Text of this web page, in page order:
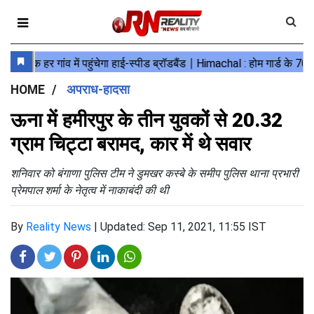
HOME अपराध-हादसा
ऊना में हमीरपुर के तीन युवकों से 20.32
ग्राम चिट्टा बरामद, कार में थे सवार
शनिवार को बंगाणा पुलिस टीम ने डुमखर कस्बे के समीप पुलिस थाना प्रभारी
प्रेमपाल शर्मा के नेतृत्व में नाकाबंदी की थी
By Reality News | Updated: Sep 11, 2021, 11:55 IST